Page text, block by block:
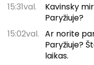
15:31val.
Kavinsky
Paryžiuje?
15:02val. Ar norite
Paryžiuje?
laikas.